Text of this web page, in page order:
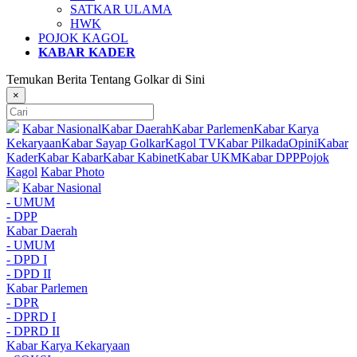
SATKAR ULAMA
HWK
POJOK KAGOL
KABAR KADER
Temukan Berita Tentang Golkar di Sini
×
Kabar NasionalKabar DaerahKabar ParlemenKabar Karya
KekaryaanKabar Sayap GolkarKagol TVKabar PilkadaOpiniKabar
KaderKabar KabarKabar KabinetKabar UKMKabar DPPPojok
Kagol Kabar Photo
Kabar Nasional
- UMUM
- DPP
Kabar Daerah
- UMUM
- DPD I
- DPD II
Kabar Parlemen
- DPR
- DPRD I
- DPRD II
Kabar Karya Kekaryaan